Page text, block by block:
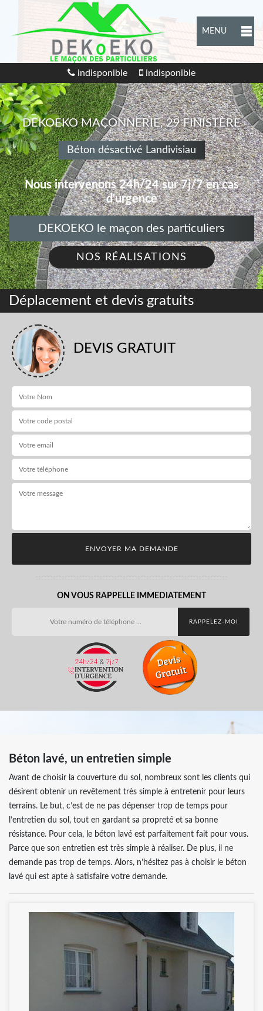
MENU
indisponible indisponible
DEKOEKO MAÇONNERIE, 29 FINISTÈRE
Béton désactivé Landivisiau
Nous intervenons 24h/24 sur 7j/7 en cas
d'urgence
DEKOEKO le maçon des particuliers
NOS RÉALISATIONS
Déplacement et devis gratuits
DEVIS GRATUIT
ON VOUS RAPPELLE IMMEDIATEMENT
Béton lavé, un entretien simple
Avant de choisir la couverture du sol, nombreux sont les clients qui
désirent obtenir un revêtement très simple à entretenir pour leurs
terrains. Le but, c’est de ne pas dépenser trop de temps pour
l’entretien du sol, tout en gardant sa propreté et sa bonne
résistance. Pour cela, le béton lavé est parfaitement fait pour vous.
Parce que son entretien est très simple à réaliser. De plus, il ne
demande pas trop de temps. Alors, n’hésitez pas à choisir le béton
lavé qui est apte à satisfaire votre demande.